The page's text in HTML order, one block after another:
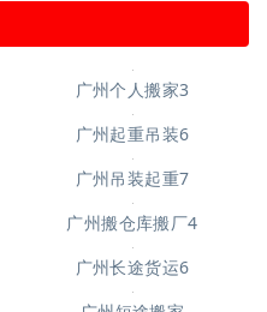
广州个人搬家3
广州起重吊装6
广州吊装起重7
广州搬仓库搬厂4
广州长途货运6